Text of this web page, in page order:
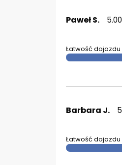
Paweł S.
Łatwość dojazdu
Barbara J.
Łatwość dojazdu